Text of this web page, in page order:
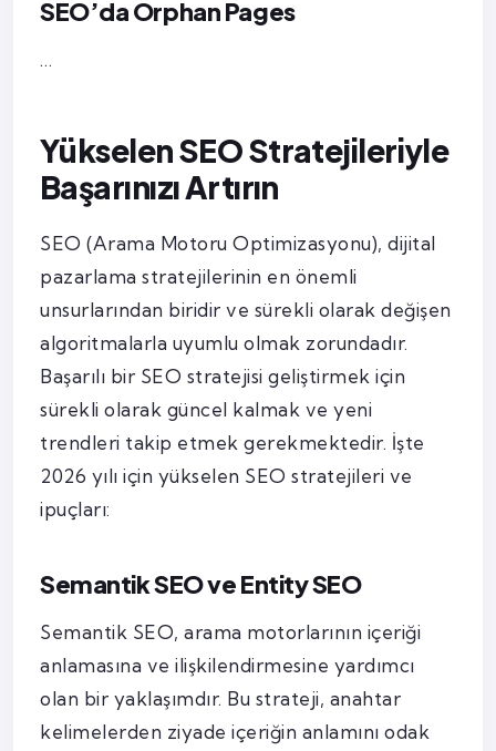
SEO’da Orphan Pages
…
Yükselen SEO Stratejileriyle
Başarınızı Artırın
SEO (Arama Motoru Optimizasyonu), dijital
pazarlama stratejilerinin en önemli
unsurlarından biridir ve sürekli olarak değişen
algoritmalarla uyumlu olmak zorundadır.
Başarılı bir SEO stratejisi geliştirmek için
sürekli olarak güncel kalmak ve yeni
trendleri takip etmek gerekmektedir. İşte
2026 yılı için yükselen SEO stratejileri ve
ipuçları:
Semantik SEO ve Entity SEO
Semantik SEO, arama motorlarının içeriği
anlamasına ve ilişkilendirmesine yardımcı
olan bir yaklaşımdır. Bu strateji, anahtar
kelimelerden ziyade içeriğin anlamını odak